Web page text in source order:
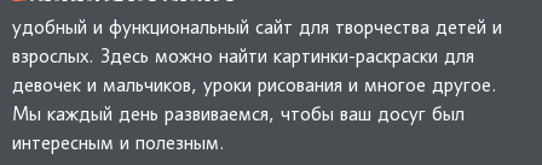
удобный и функциональный сайт для творчества детей и
взрослых. Здесь можно найти картинки-раскраски для
девочек и мальчиков, уроки рисования и многое другое.
Мы каждый день развиваемся, чтобы ваш досуг был
интересным и полезным.